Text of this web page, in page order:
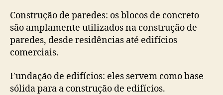
Construção de paredes: os blocos de concreto
são amplamente utilizados na construção de
paredes, desde residências até edifícios
comerciais.
Fundação de edifícios: eles servem como base
sólida para a construção de edifícios.